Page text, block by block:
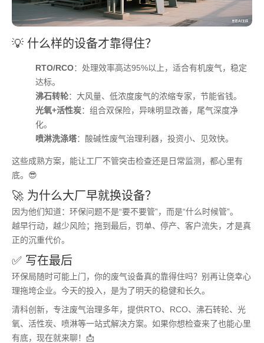
💡 什么样的设备才靠得住？
RTO/RCO：处理效率高达95%以上，适合有机废气，稳定
达标。
沸石转轮：大风量、低浓度废气的浓缩专家，节能省钱。
光氧+活性炭：组合双保险，异味明显改善，尾气深度净
化。
喷淋洗涤塔：酸碱性废气治理利器，投资小、见效快。
这些成熟方案，能让工厂不管突击检查还是日常监测，都心里有
底。😎
🚀 为什么大厂早就换设备？
因为他们知道：环保问题不是“要不要管”，而是“什么时候管”。
越早行动，越少风险；拖到最后，罚单、停产、客户流失，才是真
正的沉重代价。
✅ 写在最后
环保局随时可能上门，你的废气设备真的靠得住吗？别再让侥幸心
理拖垮企业。今天的投入，是为了明天的稳健和长久。
清科创新，专注废气治理多年，提供RTO、RCO、沸石转轮、光
氧、活性炭、喷淋等一站式解决方案。如果你想检查来了也能心里
有底，现在就来聊！📩